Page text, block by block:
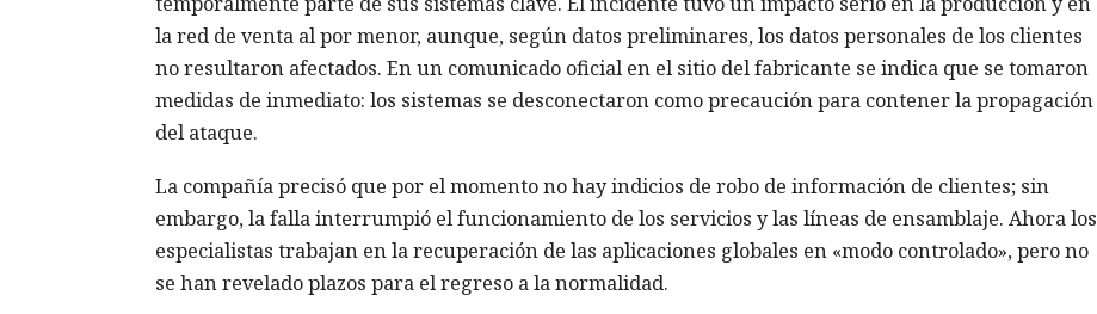
la red de venta al por menor, aunque, según datos preliminares, los datos personales de los clientes
no resultaron afectados. En un comunicado oficial en el sitio del fabricante se indica que se tomaron
medidas de inmediato: los sistemas se desconectaron como precaución para contener la propagación
del ataque.
La compañía precisó que por el momento no hay indicios de robo de información de clientes; sin
embargo, la falla interrumpió el funcionamiento de los servicios y las líneas de ensamblaje. Ahora los
especialistas trabajan en la recuperación de las aplicaciones globales en «modo controlado», pero no
se han revelado plazos para el regreso a la normalidad.